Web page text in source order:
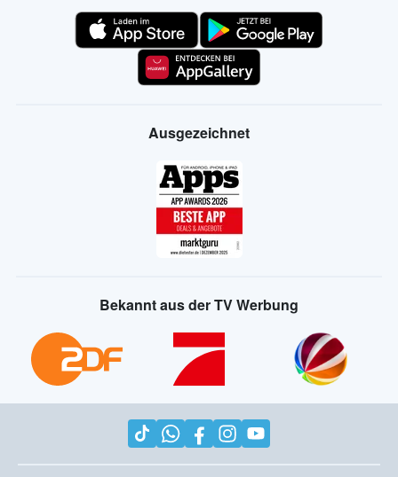
Ausgezeichnet
Bekannt aus der TV Werbung